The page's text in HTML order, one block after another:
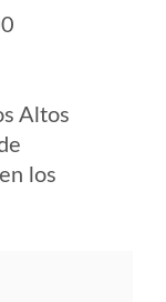
Altos
los